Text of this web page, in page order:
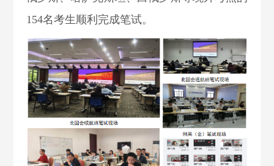
154名考生顺利完成笔试。